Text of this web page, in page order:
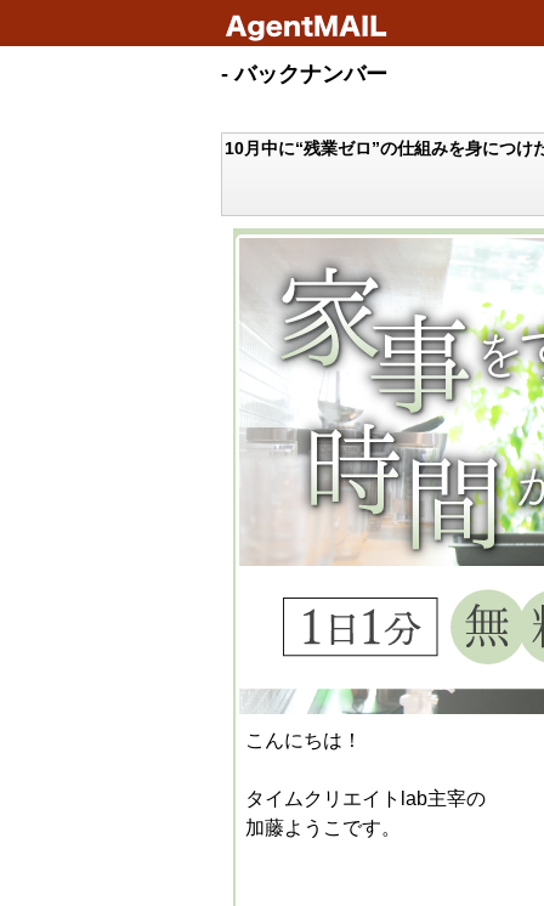
- バックナンバー
10月中に“残業ゼロ”の仕組みを身につけ
こんにちは！
タイムクリエイトlab主宰の
加藤ようこです。